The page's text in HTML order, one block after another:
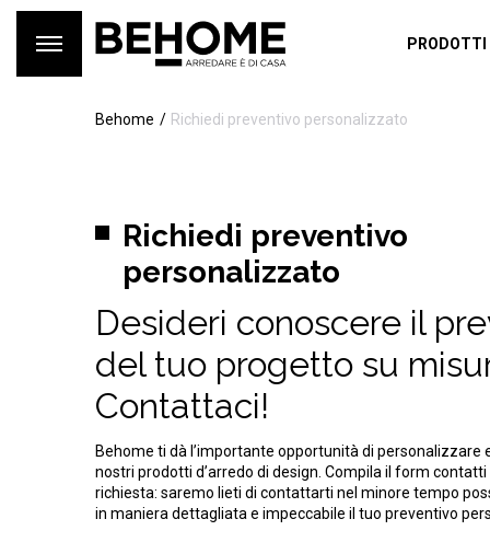
PRODOTTI
Behome Richiedi preventivo personalizzato
Richiedi preventivo
personalizzato
Desideri conoscere il
del tuo progetto su
Contattaci!
Behome ti dà l’importante opportunità di personalizzare
nostri prodotti d’arredo di design. Compila il form contatti
richiesta: saremo lieti di contattarti nel minore tempo
in maniera dettagliata e impeccabile il tuo preventivo